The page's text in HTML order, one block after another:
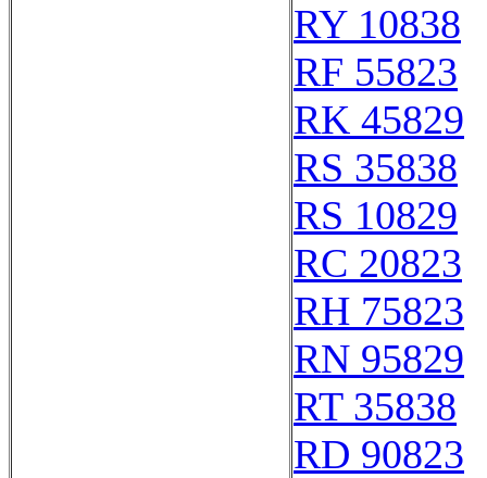
RY 10838
RF 55823
RK 45829
RS 35838
RS 10829
RC 20823
RH 75823
RN 95829
RT 35838
RD 90823